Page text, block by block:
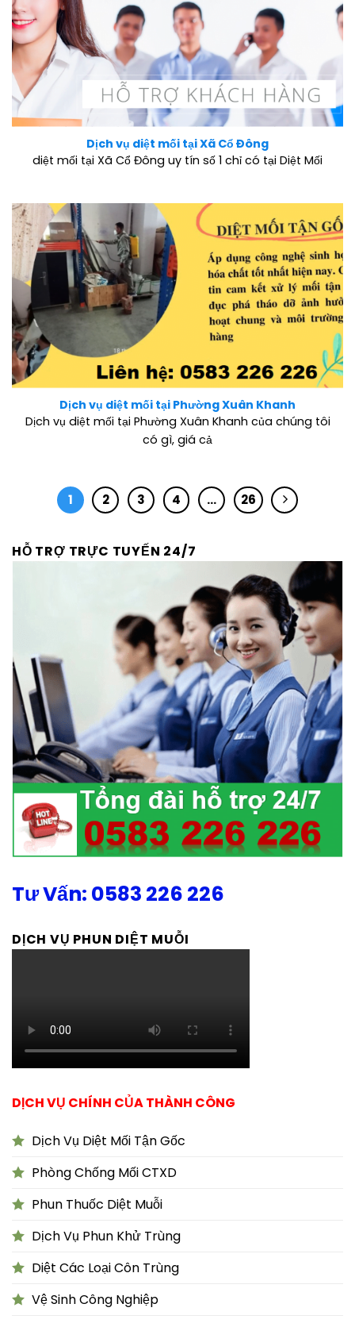
HỖ TRỢ TRỰC TUYẾN 24/7
Tư Vấn: 0583 226 226
DỊCH VỤ PHUN DIỆT MUỖI
DỊCH VỤ CHÍNH CỦA THÀNH CÔNG
Dịch Vụ Diệt Mối Tận Gốc
Phòng Chống Mối CTXD
Phun Thuốc Diệt Muỗi
Dịch Vụ Phun Khử Trùng
Diệt Các Loại Côn Trùng
Vệ Sinh Công Nghiệp
Dịch vụ diệt mối tại Xã Cổ Đông
diệt mối tại Xã Cổ Đông uy tín số 1 chỉ có tại Diệt Mối
Dịch vụ diệt mối tại Phường Xuân Khanh
Dịch vụ diệt mối tại Phường Xuân Khanh của chúng tôi
có gì, giá cả
1 2 3 4 … 26